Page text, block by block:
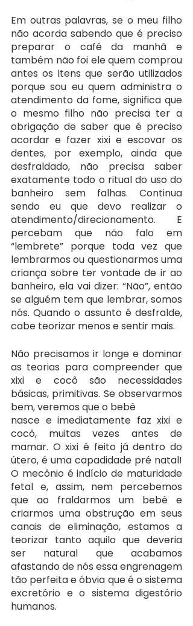
Em outras palavras, se o meu filho
não acorda sabendo que é preciso
preparar o café da manhã e
também não foi ele quem comprou
antes os itens que serão utilizados
porque sou eu quem administra o
atendimento da fome, significa que
o mesmo filho não precisa ter a
obrigação de saber que é preciso
acordar e fazer xixi e escovar os
dentes, por exemplo, ainda que
desfraldado, não precisa saber
exatamente todo o ritual do uso do
banheiro sem falhas. Continua
sendo eu que devo realizar o
atendimento/direcionamento. E
percebam que não falo em
“lembrete” porque toda vez que
lembrarmos ou questionarmos uma
criança sobre ter vontade de ir ao
banheiro, ela vai dizer: “Não”, então
se alguém tem que lembrar, somos
nós. Quando o assunto é desfralde,
cabe teorizar menos e sentir mais.
Não precisamos ir longe e dominar
as teorias para compreender que
xixi e cocô são necessidades
básicas, primitivas. Se observarmos
bem, veremos que o bebê
nasce e imediatamente faz xixi e
cocô, muitas vezes antes de
mamar. O xixi é feito já dentro do
útero, é uma capadidade pré natal!
O mecônio é indício de maturidade
fetal e, assim, nem percebemos
que ao fraldarmos um bebê e
criarmos uma obstrução em seus
canais de eliminação, estamos a
teorizar tanto aquilo que deveria
ser natural que acabamos
afastando de nós essa engrenagem
tão perfeita e óbvia que é o sistema
excretório e o sistema digestório
humanos.